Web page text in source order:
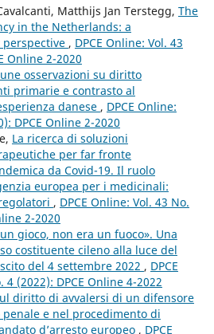
Matthijs Jan Terstegg, The
in the Netherlands: a
, DPCE Online: Vol. 43
Online 2-2020
osservazioni su diritto
primarie e contrasto al
danese , DPCE Online:
DPCE Online 2-2020
La ricerca di soluzioni
per far fronte
da Covid-19. Il ruolo
europea per i medicinali:
, DPCE Online: Vol. 43 No.
2-2020
gioco, non era un fuoco». Una
costituente cileno alla luce del
del 4 settembre 2022 , DPCE
4 (2022): DPCE Online 4-2022
diritto di avvalersi di un difensore
e nel procedimento di
d’arresto europeo , DPCE